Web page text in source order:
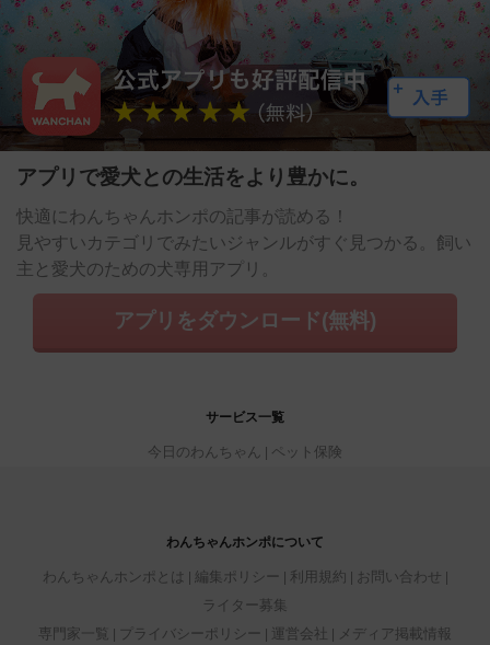
アプリで愛犬との生活をより豊かに。
快適にわんちゃんホンポの記事が読める！
見やすいカテゴリでみたいジャンルがすぐ見つかる。飼い
主と愛犬のための犬専用アプリ。
アプリをダウンロード(無料)
サービス一覧
今日のわんちゃん ペット保険
わんちゃんホンポについて
わんちゃんホンポとは 編集ポリシー 利用規約
お問い合わせ
ライター募集
専門家一覧
プライバシーポリシー 運営会社 メディア掲載情報